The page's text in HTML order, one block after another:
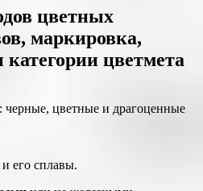
цветных
маркировка,
цветмета
его сплавы.